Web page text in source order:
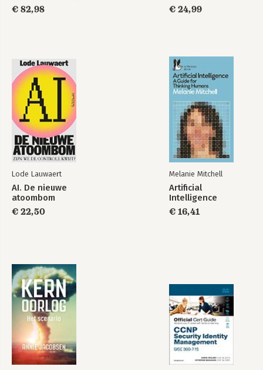
RUIS
Thinking, Fast and
Slow
Bekijk alle boeken
Professional
Official Study Guide
€ 82,98 € 24,99
Lode Lauwaert
AI. De nieuwe
atoombom
€ 22,50
Melanie Mitchell
Artificial
Intelligence
€ 16,41